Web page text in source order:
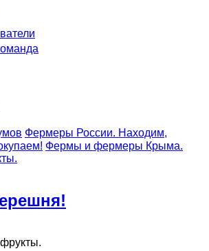
Фермеры России. Находим,
Фермы и фермеры Крыма.